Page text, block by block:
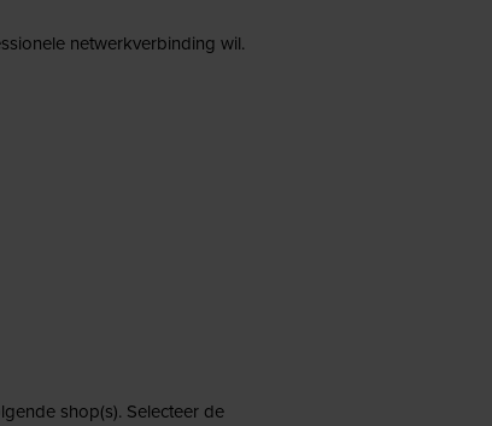
netwerkverbinding wil.
shop(s). Selecteer de